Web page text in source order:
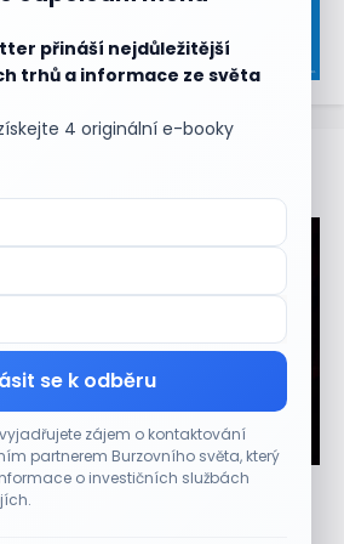
přináší nejdůležitější
trhů a informace ze světa
4 originální e-booky
se k odběru
zájem o kontaktování
partnerem Burzovního světa, který
o investičních službách
akcie T-Mobile, AT&T a